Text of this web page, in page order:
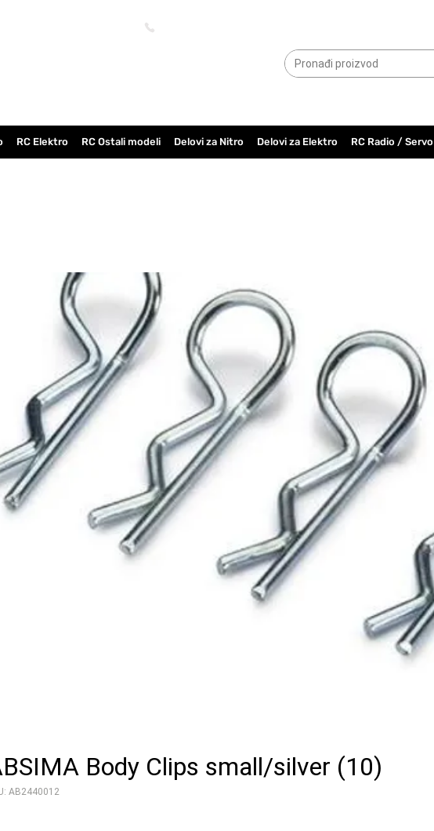
RC Elektro RC Ostali modeli Delovi za Nitro Delovi za Elektro RC Radio / Servo
Body Clips small/silver (10)
AB2440012